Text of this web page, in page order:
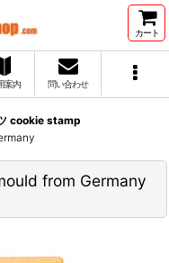
カート
案内 問い合わせ
cookie stamp
from Germany